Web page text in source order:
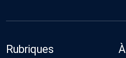
Rubriques